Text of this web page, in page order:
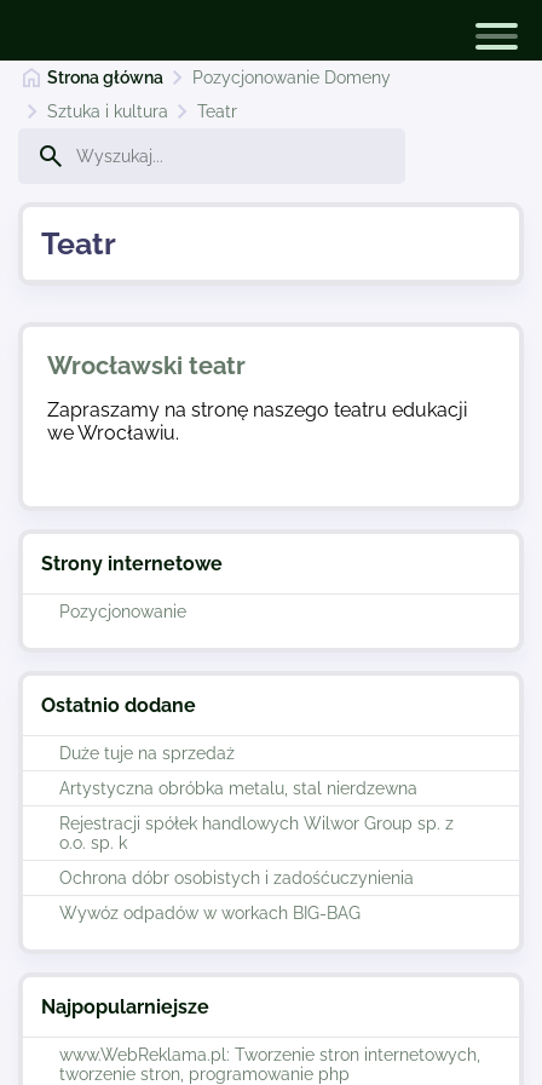
Najnowsze
Kontakt
Strona główna
Pozycjonowanie Domeny
Sztuka i kultura
Teatr
Strony internetowe
Pozycjonowanie
Ostatnio dodane
Duże tuje na sprzedaż
Artystyczna obróbka metalu, stal nierdzewna
Rejestracji spółek handlowych Wilwor Group sp. z
o.o. sp. k
Ochrona dóbr osobistych i zadośćuczynienia
Wywóz odpadów w workach BIG-BAG
Najpopularniejsze
www.WebReklama.pl: Tworzenie stron internetowych,
tworzenie stron, programowanie php
Teatr
Wrocławski teatr
Zapraszamy na stronę naszego teatru edukacji
we Wrocławiu.